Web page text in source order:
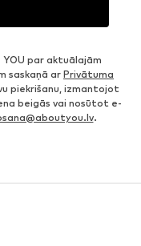
YOU par aktuālajām
saskaņā ar Privātuma
piekrišanu, izmantojot
beigās vai nosūtot e-
.